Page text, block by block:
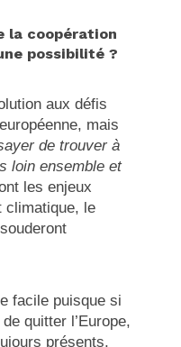
la coopération
possibilité ?
aux défis
mais
de trouver à
loin ensemble et
les enjeux
climatique, le
facile puisque si
quitter l’Europe,
présents,